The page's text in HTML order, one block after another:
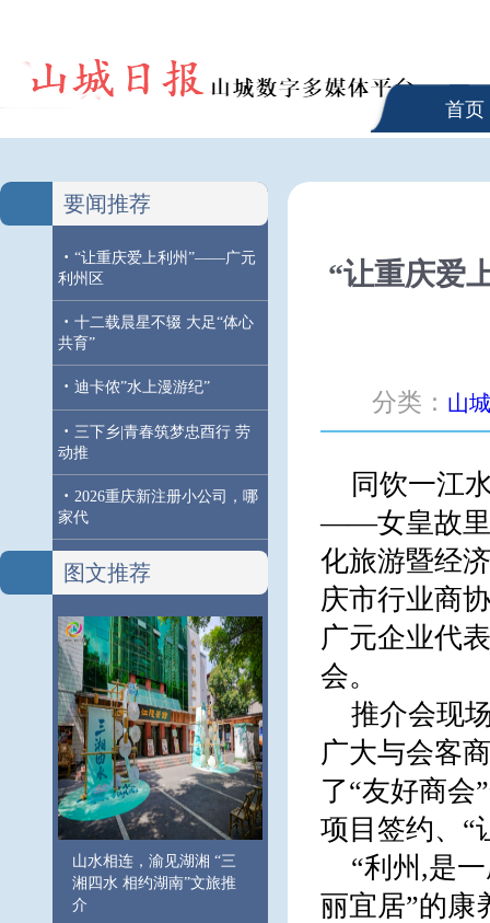
首页
要闻推荐
· “让重庆爱上利州”——广元
利州区
· 十二载晨星不辍 大足“体心
共育”
· 迪卡侬”水上漫游纪”
· 三下乡|青春筑梦忠酉行 劳
动推
· 2026重庆新注册小公司，哪
家代
图文推荐
山水相连，渝见湖湘 “三
湘四水 相约湖南”文旅推
介
“让重庆爱
分类： 山
同饮一江
——女皇故里
化旅游暨经
庆市行业商
广元企业代
会。
推介会现
广大与会客
了“友好商会
项目签约、“
“利州,是
丽宜居”的康